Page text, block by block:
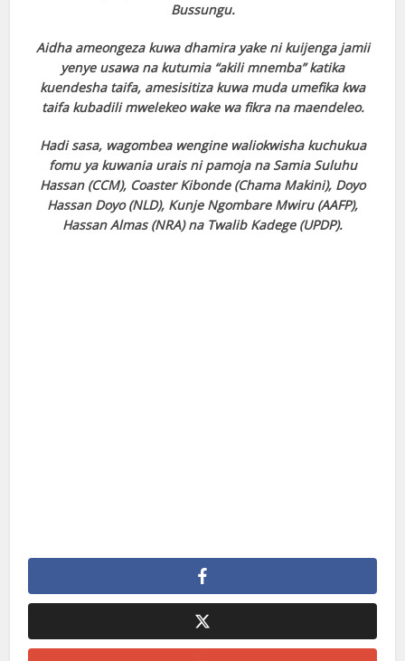
Bussungu.
Aidha ameongeza kuwa dhamira yake ni kuijenga jamii
yenye usawa na kutumia “akili mnemba” katika
kuendesha taifa, amesisitiza kuwa muda umefika kwa
taifa kubadili mwelekeo wake wa fikra na maendeleo.
Hadi sasa, wagombea wengine waliokwisha kuchukua
fomu ya kuwania urais ni pamoja na Samia Suluhu
Hassan (CCM), Coaster Kibonde (Chama Makini), Doyo
Hassan Doyo (NLD), Kunje Ngombare Mwiru (AAFP),
Hassan Almas (NRA) na Twalib Kadege (UPDP).